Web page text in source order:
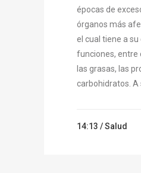
épocas de
órganos más
el cual tiene a
funciones, entre
las grasas, las
carbohidratos. A
14:13 /Salud